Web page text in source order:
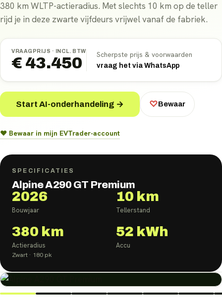
380 km WLTP-actieradius. Met slechts 10 km op de teller
rijd je in deze zwarte vijfdeurs vrijwel vanaf de fabriek.
VRAAGPRIJS · INCL. BTW
€ 43.450
Scherpste prijs & voorwaarden
vraag het via WhatsApp
Start AI-onderhandeling → ♡Bewaar
♥ Bewaar in mijn EVTrader-account
SPECIFICATIES
Alpine A290 GT Premium
2026
Bouwjaar
10 km
Tellerstand
380 km
Actieradius
52 kWh
Accu
Zwart · 180 pk